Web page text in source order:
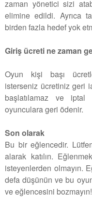
zaman yönetici sizi
elimine edildi. Ayrıca
birden fazla hedef yok
Giriş ücreti ne zaman
Oyun kişi başı
isterseniz ücretiniz geri
başlatılamaz ve
oyunculara geri ödenir.
Son olarak
Bu bir eğlencedir.
alarak katılın.
isteyenlerden olmayın.
defa düşünün ve bu
ve eğlencesini bozmayın!